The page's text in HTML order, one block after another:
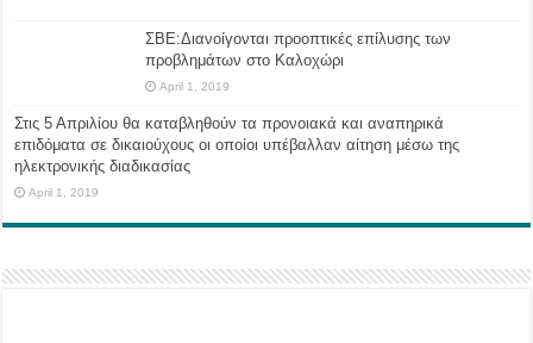
ΣΒΕ:Διανοίγονται προοπτικές επίλυσης των
προβλημάτων στο Καλοχώρι
April 1, 2019
Στις 5 Απριλίου θα καταβληθούν τα προνοιακά και αναπηρικά
επιδόματα σε δικαιούχους οι οποίοι υπέβαλλαν αίτηση μέσω της
ηλεκτρονικής διαδικασίας
April 1, 2019